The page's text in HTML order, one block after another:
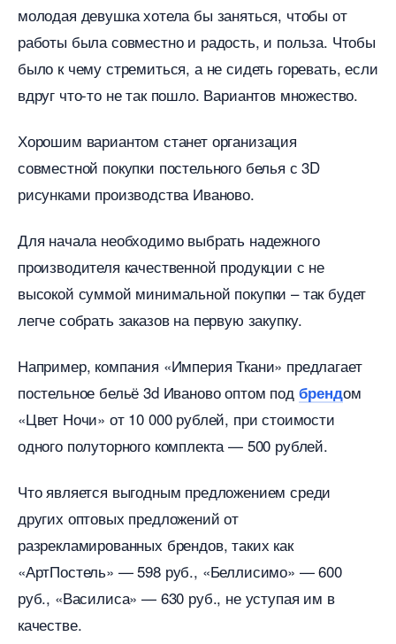
молодая девушка хотела бы заняться, чтобы от
работы была совместно и радость, и польза. Чтобы
ыло к чему стремиться, а не сидеть горевать, если
друг что-то не так пошло. Вариантов множество.
Хорошим вариантом станет организация
совместной покупки постельного белья с 3D
рисунками производства Иваново.
Для начала необходимо выбрать надежного
производителя качественной продукции с не
ысокой суммой минимальной покупки – так будет
легче собрать заказов на первую закупку.
Например, компания «Империя Ткани» предлагает
постельное бельё 3d Иваново оптом под рендом
«Цвет Ночи» от 10 000 рублей, при стоимости
одного полуторного комплекта — 500 рублей.
Что является выгодным предложением среди
других оптовых предложений от
разрекламированных брендов, таких как
«АртПостель» — 598 руб., «Беллисимо» — 600
руб., «Василиса» — 630 руб., не уступая им
качестве.